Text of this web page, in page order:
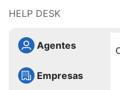
HELP DESK
Agentes
Empresas